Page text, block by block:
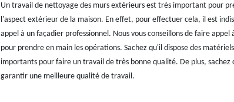
Un travail de nettoyage des murs extérieurs est très important pour
l'aspect extérieur de la maison. En effet, pour effectuer cela, il est
appel à un façadier professionnel. Nous vous conseillons de faire appel
pour prendre en main les opérations. Sachez qu'il dispose des
importants pour faire un travail de très bonne qualité. De plus, sachez
garantir une meilleure qualité de travail.